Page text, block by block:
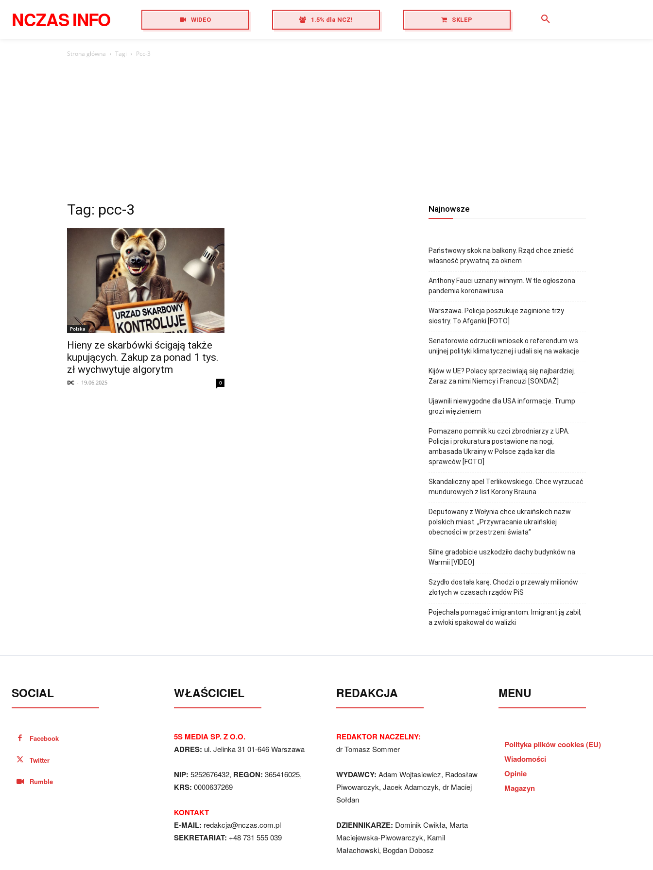
NCZASINFO WIDEO 1.5% dla NCZ! SKLEP
Strona główna Tagi Pcc-3
Tag: pcc-3
Polska
Hieny ze skarbówki ścigają także
kupujących. Zakup za ponad 1 tys.
zł wychwytuje algorytm
DC - 19.06.2025 0
Najnowsze
Państwowy skok na balkony. Rząd chce znieść
własność prywatną za oknem
Anthony Fauci uznany winnym. W tle ogłoszona
pandemia koronawirusa
Warszawa. Policja poszukuje zaginione trzy
siostry. To Afganki [FOTO]
Senatorowie odrzucili wniosek o referendum ws.
unijnej polityki klimatycznej i udali się na wakacje
Kijów w UE? Polacy sprzeciwiają się najbardziej.
Zaraz za nimi Niemcy i Francuzi [SONDAŻ]
Ujawnili niewygodne dla USA informacje. Trump
grozi więzieniem
Pomazano pomnik ku czci zbrodniarzy z UPA.
Policja i prokuratura postawione na nogi,
ambasada Ukrainy w Polsce żąda kar dla
sprawców [FOTO]
Skandaliczny apel Terlikowskiego. Chce wyrzucać
mundurowych z list Korony Brauna
Deputowany z Wołynia chce ukraińskich nazw
polskich miast. „Przywracanie ukraińskiej
obecności w przestrzeni świata”
Silne gradobicie uszkodziło dachy budynków na
Warmii [VIDEO]
Szydło dostała karę. Chodzi o przewały milionów
złotych w czasach rządów PiS
Pojechała pomagać imigrantom. Imigrant ją zabił,
a zwłoki spakował do walizki
SOCIAL
Facebook
Twitter
Rumble
WŁAŚCICIEL
5S MEDIA SP. Z O.O.
ADRES: ul. Jelinka 31 01-646 Warszawa
NIP: 5252676432, REGON: 365416025,
KRS: 0000637269
KONTAKT
E-MAIL: redakcja@nczas.com.pl
SEKRETARIAT: +48 731 555 039
REDAKCJA
REDAKTOR NACZELNY:
dr Tomasz Sommer
WYDAWCY: Adam Wojtasiewicz, Radosław
Piwowarczyk, Jacek Adamczyk, dr Maciej
Sołdan
DZIENNIKARZE: Dominik Cwikła, Marta
Maciejewska-Piwowarczyk, Kamil
Małachowski, Bogdan Dobosz
MENU
Polityka plików cookies (EU)
Wiadomości
Opinie
Magazyn